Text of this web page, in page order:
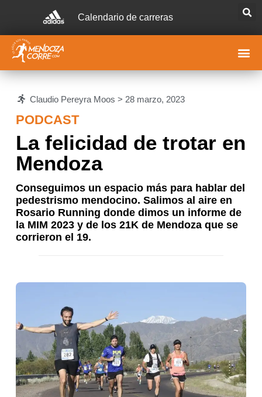
Calendario de carreras
Claudio Pereyra Moos > 28 marzo, 2023
PODCAST
La felicidad de trotar en
Mendoza
Conseguimos un espacio más para hablar del
pedestrismo mendocino. Salimos al aire en
Rosario Running donde dimos un informe de
la MIM 2023 y de los 21K de Mendoza que se
corrieron el 19.